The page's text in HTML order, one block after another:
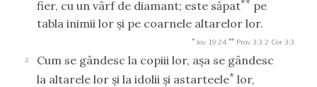
fier, cu un vârf de diamant; este săpat
pe
tabla inimii lor şi pe coarnele altarelor lor.
* Iov 19:24 ** Prov 3:3 2 Cor 3:3
2
Cum se gândesc la copiii lor, aşa se gândesc
la altarele lor şi la idolii şi astarteele* lor,